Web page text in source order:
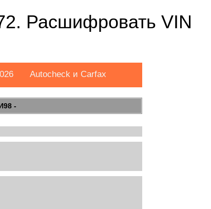
Расшифровать VIN
Autocheck и Carfax
-